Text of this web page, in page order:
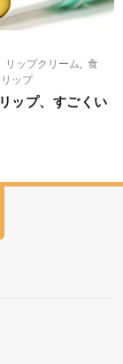
リップクリーム
食
ップ
ップ、すごくい